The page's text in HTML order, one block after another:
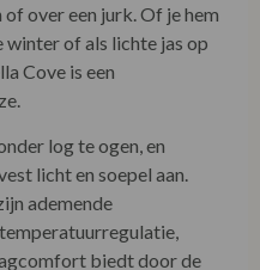
over een jurk. Of je hem
winter of als lichte jas op
Cove is een
log te ogen, en
licht en soepel aan.
ademende
biedt door de